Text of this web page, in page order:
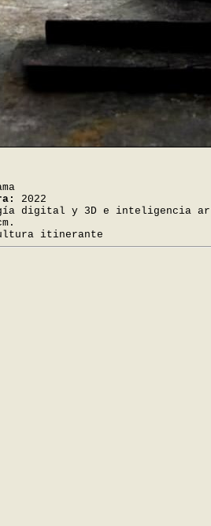
2022
digital y 3D e inteligencia
itinerante